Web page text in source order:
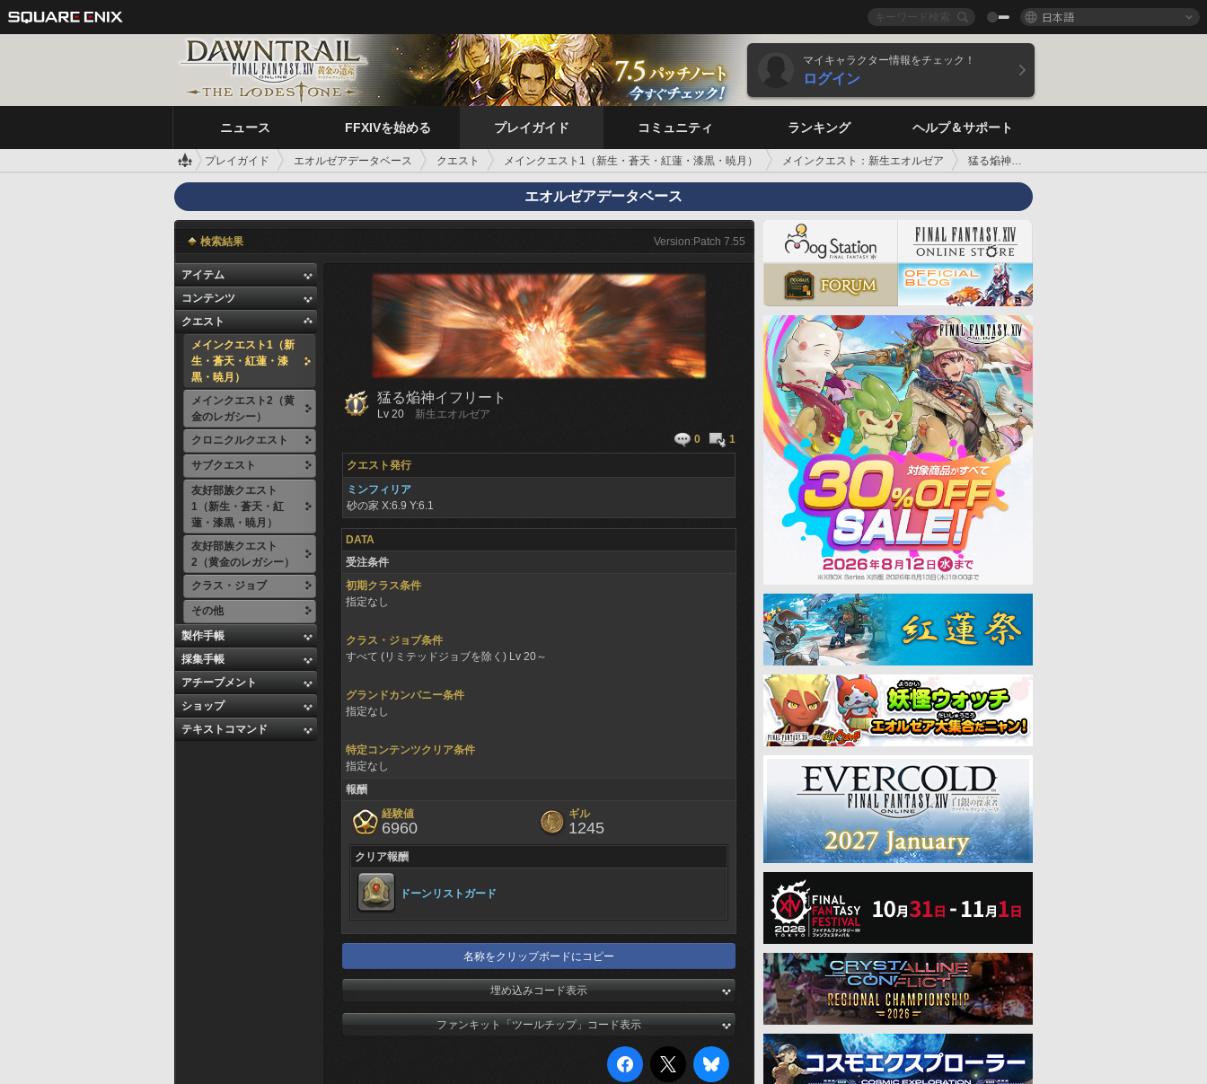
日本語
マイキャラクター情報をチェック！
ログイン
ニュース FFXIVを始める プレイガイド コミュニティ ランキング ヘルプ＆サポート
プレイガイド エオルゼアデータベース クエスト メインクエスト1（新生・蒼天・紅蓮・漆黒・暁月） メインクエスト：新生エオルゼア 猛る焔神イフリート
エオルゼアデータベース
検索結果 Version:Patch 7.55
アイテム
コンテンツ
クエスト
メインクエスト1（新
生・蒼天・紅蓮・漆
黒・暁月）
メインクエスト2（黄
金のレガシー）
クロニクルクエスト
サブクエスト
友好部族クエスト
1（新生・蒼天・紅
蓮・漆黒・暁月）
友好部族クエスト
2（黄金のレガシー）
クラス・ジョブ
その他
製作手帳
採集手帳
アチーブメント
ショップ
テキストコマンド
猛る焔神イフリート
Lv 20
新生エオルゼア
0
1
クエスト発行
ミンフィリア
砂の家 X:6.9 Y:6.1
DATA
受注条件
初期クラス条件
指定なし
クラス・ジョブ条件
すべて (リミテッドジョブを除く) Lv 20～
グランドカンパニー条件
指定なし
特定コンテンツクリア条件
指定なし
報酬
経験値
6960
ギル
1245
クリア報酬
ドーンリストガード
名称をクリップボードにコピー
埋め込みコード表示
ファンキット「ツールチップ」コード表示